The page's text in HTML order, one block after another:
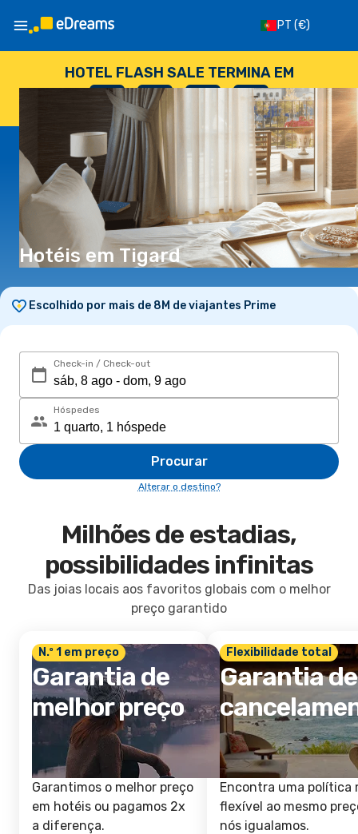
PT (€)
HOTEL FLASH SALE TERMINA EM
--
DIAS
: --
HORAS
: --
SEGUNDOS
Hotéis em Tigard
Escolhido por mais de 8M de viajantes Prime
Check-in / Check-out
Hóspedes
Procurar
Alterar o destino?
Milhões de estadias,
possibilidades infinitas
Das joias locais aos favoritos globais com o melhor
preço garantido
N.º 1 em preço
Garantia de
melhor preço
Garantimos o melhor preço
em hotéis ou pagamos 2x
a diferença.
Flexibilidade total
Garantia de
Encontra uma política
flexível ao mesmo
nós igualamos.